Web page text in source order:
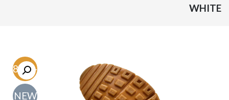
WHITE
-48.6%
NEW